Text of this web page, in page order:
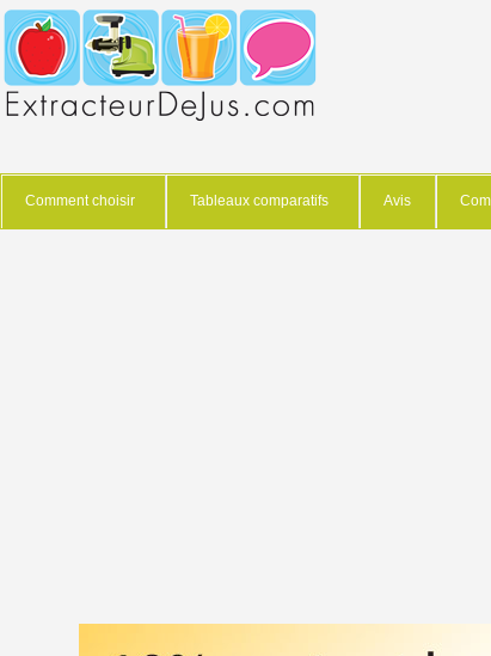
Comment choisir Tableaux comparatifs Avis